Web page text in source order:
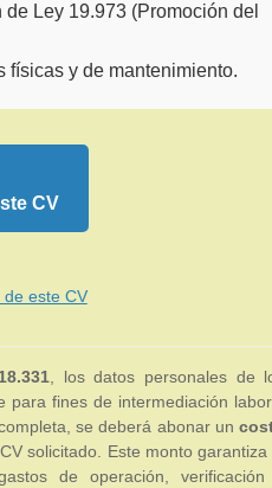
Ley 19.973 (Promoción del
físicas y de mantenimiento.
CV
este CV
, los datos personales de
para fines de intermediación
se deberá abonar un
solicitado. Este monto garantiza
de operación,